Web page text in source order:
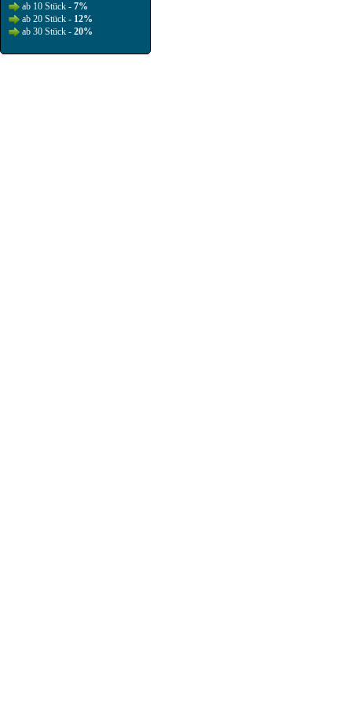
ab 10 Stück - 7%
ab 20 Stück - 12%
ab 30 Stück - 20%